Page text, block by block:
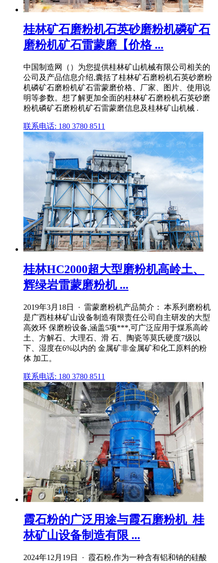
桂林矿石磨粉机石英砂磨粉机磷矿石
磨粉机矿石雷蒙磨【价格 ...
中国制造网（）为您提供桂林矿山机械有限公司相关的
公司及产品信息介绍,囊括了桂林矿石磨粉机石英砂磨粉
机磷矿石磨粉机矿石雷蒙磨价格、厂家、图片、使用说
明等参数。想了解更加全面的桂林矿石磨粉机石英砂磨
粉机磷矿石磨粉机矿石雷蒙磨信息及桂林矿山机械 .
联系电话: 180 3780 8511
桂林HC2000超大型磨粉机高岭土、
辉绿岩雷蒙磨粉机 ...
2019年3月18日 · 雷蒙磨粉机产品简介： 本系列磨粉机
是广西桂林矿山设备制造有限责任公司自主研发的大型
高效环 保磨粉设备,涵盖5项***,可广泛应用于煤系高岭
土、方解石、大理石、滑 石、陶瓷等莫氏硬度7级以
下、湿度在6%以内的 金属矿非金属矿和化工原料的粉
体 加工。
联系电话: 180 3780 8511
霞石粉的广泛用途与霞石磨粉机_桂
林矿山设备制造有限 ...
2024年12月19日 · 霞石粉,作为一种含有铝和钠的硅酸